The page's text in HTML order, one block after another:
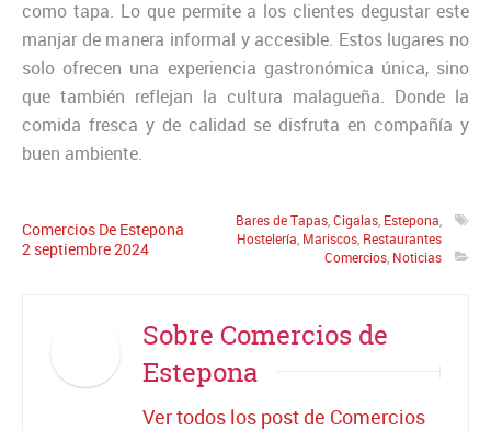
como tapa. Lo que permite a los clientes degustar este
manjar de manera informal y accesible. Estos lugares no
solo ofrecen una experiencia gastronómica única, sino
que también reflejan la cultura malagueña. Donde la
comida fresca y de calidad se disfruta en compañía y
buen ambiente.
Comercios De Estepona
2 septiembre2024
Bares de Tapas Cigalas Estepona
Hostelería Mariscos Restaurantes
Comercios Noticias
Sobre Comercios de
Estepona
Ver todos los post de Comercios